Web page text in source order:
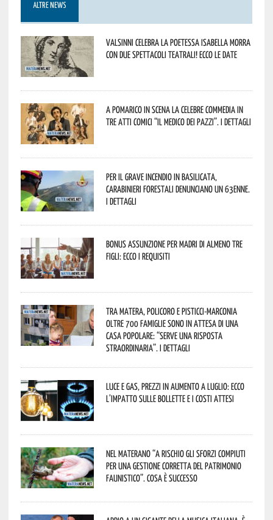
ALTRE NEWS
Valsinni celebra la poetessa Isabella Morra
con due spettacoli teatrali! Ecco le date
A Pomarico in scena la celebre commedia in
tre atti comici “Il medico dei pazzi”. I dettagli
Per il grave incendio in Basilicata,
Carabinieri forestali denunciano un 63enne.
I dettagli
Bonus assunzione per madri di almeno tre
figli: ecco i requisiti
Tra Matera, Policoro e Pisticci-Marconia
oltre 700 famiglie sono in attesa di una
casa popolare: “serve una risposta
straordinaria”. I dettagli
Luce e gas, prezzi in aumento a luglio: ecco
l’impatto sulle bollette e i costi attesi
Nel materano “a rischio gli sforzi compiuti
per una gestione corretta del patrimonio
faunistico”. Cosa è successo